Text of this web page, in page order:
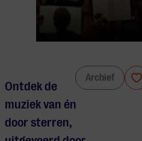
Archief
Ontdek de
muziek van én
door sterren,